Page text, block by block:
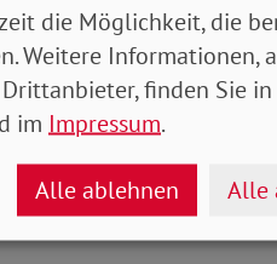
werden diese
beider
die Möglichkeit, die
Weitere Informationen,
finden Sie
im Impressum.
Alle ablehnen Alle